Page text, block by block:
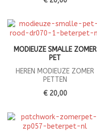
MODIEUZE SMALLE ZOMER
PET
HEREN MODIEUZE ZOMER
PETTEN
€ 20,00